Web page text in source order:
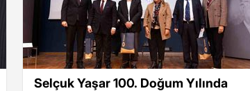
Selçuk Yaşar 100. Doğum Yılında